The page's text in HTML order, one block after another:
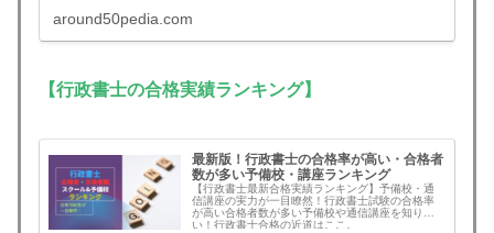
around50pedia.com
【行政書士の合格実績ランキング】
最新版！行政書士の合格率が高い・合格者
数が多い予備校・講座ランキング
【行政書士最新合格実績ランキング】予備校・通
信講座の実力が一目瞭然！行政書士試験の合格率
が高い合格者数が多い予備校や通信講座を知りた
い！行政書士合格の近道はここ。